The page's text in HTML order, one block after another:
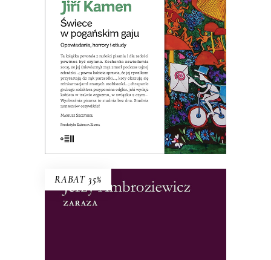
E-BOOK DO KOSZYKA
rozrywkową i beztroską, ale
jednocześnie ironiczną i przenikliwą. Jiří
Kamen mnoży absurdalne historie, żeby
zdemaskować naszą pokrętną naturę.
40.00zł 20.00 zł
RABAT 35%